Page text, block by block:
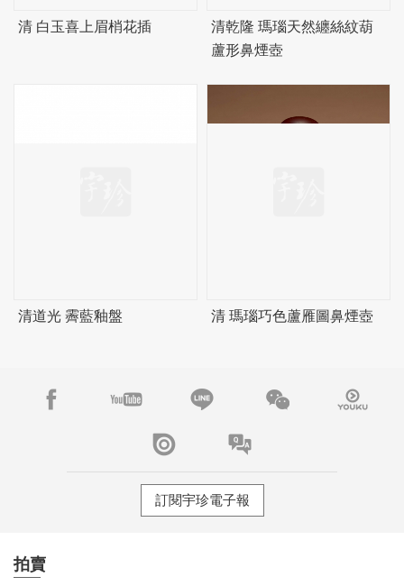
清 白玉喜上眉梢花插
清乾隆 瑪瑙天然纏絲紋葫
蘆形鼻煙壺
清道光 霽藍釉盤 清 瑪瑙巧色蘆雁圖鼻煙壺
訂閱宇珍電子報
拍賣